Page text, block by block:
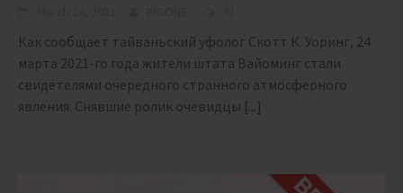
Как сообщает тайваньский уфолог Скотт К. Уоринг, 24
марта 2021-го года жители штата Вайоминг стали
свидетелями очередного странного атмосферного
явления. Снявшие ролик очевидцы [...]